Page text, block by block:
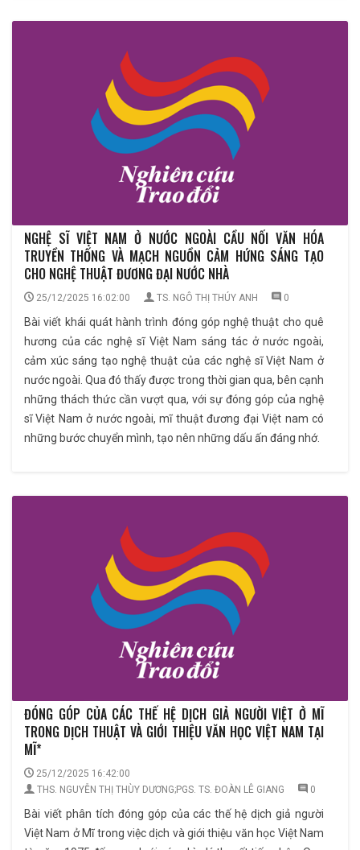
NGHỆ SĨ VIỆT NAM Ở NƯỚC NGOÀI CẦU NỐI VĂN HÓA
TRUYỀN THỐNG VÀ MẠCH NGUỒN CẢM HỨNG SÁNG TẠO
CHO NGHỆ THUẬT ĐƯƠNG ĐẠI NƯỚC NHÀ
25/12/2025 16:02:00 TS. NGÔ THỊ THÚY ANH 0
Bài viết khái quát hành trình đóng góp nghệ thuật cho quê
hương của các nghệ sĩ Việt Nam sáng tác ở nước ngoài,
cảm xúc sáng tạo nghệ thuật của các nghệ sĩ Việt Nam ở
nước ngoài. Qua đó thấy được trong thời gian qua, bên cạnh
những thách thức cần vượt qua, với sự đóng góp của nghệ
sĩ Việt Nam ở nước ngoài, mĩ thuật đương đại Việt nam có
những bước chuyển mình, tạo nên những dấu ấn đáng nhớ.
ĐÓNG GÓP CỦA CÁC THẾ HỆ DỊCH GIẢ NGƯỜI VIỆT Ở MĨ
TRONG DỊCH THUẬT VÀ GIỚI THIỆU VĂN HỌC VIỆT NAM TẠI
MĨ*
25/12/2025 16:42:00
THS. NGUYỄN THỊ THÙY DƯƠNG;PGS. TS. ĐOÀN LÊ GIANG
0
Bài viết phân tích đóng góp của các thế hệ dịch giả người
Việt Nam ở Mĩ trong việc dịch và giới thiệu văn học Việt Nam